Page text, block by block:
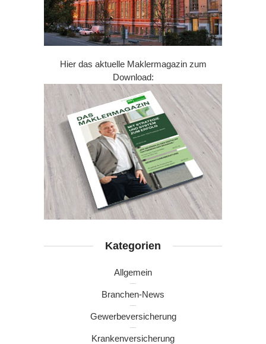
Hier das aktuelle Maklermagazin zum
Download:
Kategorien
Allgemein
Branchen-News
Gewerbeversicherung
Krankenversicherung